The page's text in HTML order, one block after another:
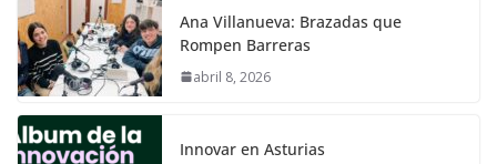
Ana Villanueva: Brazadas que
Rompen Barreras
abril 8, 2026
Innovar en Asturias